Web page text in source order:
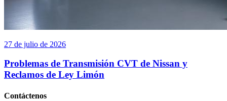
27 de julio de 2026
Problemas de Transmisión CVT de Nissan y
Reclamos de Ley Limón
Contáctenos